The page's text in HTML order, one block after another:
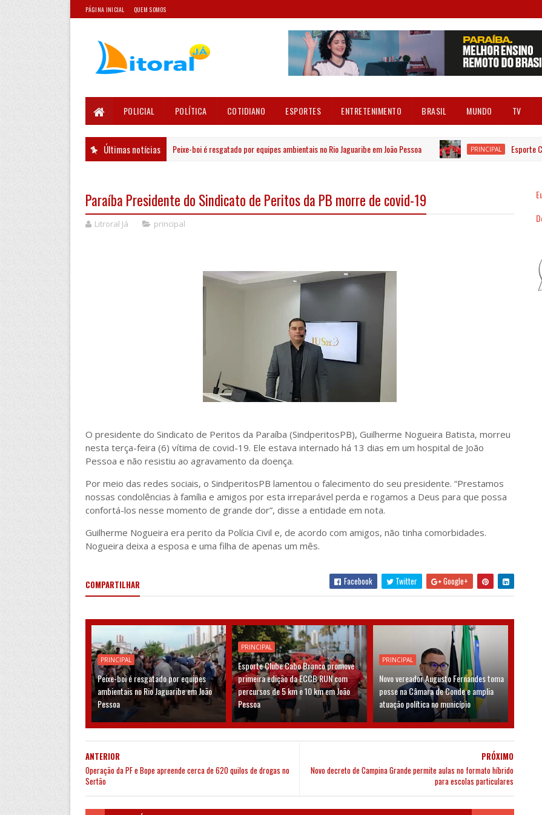
PÁGINA INICIAL QUEM SOMOS
POLICIAL POLÍTICA COTIDIANO ESPORTES ENTRETENIMENTO BRASIL MUNDO TV
Últimas notícias
PRINCIPAL Peixe-boi é resgatado por equipes ambientais no Rio Jaguaribe em João Pessoa PRINCIPAL Esporte
Paraíba Presidente do Sindicato de Peritos da PB morre de covid-19
Litroral Já principal
O presidente do Sindicato de Peritos da Paraíba (SindperitosPB), Guilherme Nogueira Batista, morreu
nesta terça-feira (6) vítima de covid-19. Ele estava internado há 13 dias em um hospital de João
Pessoa e não resistiu ao agravamento da doença.
Por meio das redes sociais, o SindperitosPB lamentou o falecimento do seu presidente. “Prestamos
nossas condolências à família e amigos por esta irreparável perda e rogamos a Deus para que possa
confortá-los nesse momento de grande dor”, disse a entidade em nota.
Guilherme Nogueira era perito da Polícia Civil e, de acordo com amigos, não tinha comorbidades.
Nogueira deixa a esposa e uma filha de apenas um mês.
COMPARTILHAR Facebook Twitter Google+
PRINCIPAL
Peixe-boi é resgatado por equipes
ambientais no Rio Jaguaribe em João
Pessoa
PRINCIPAL
Esporte Clube Cabo Branco promove
primeira edição da ECCB RUN com
percursos de 5 km e 10 km em João
Pessoa
PRINCIPAL
Novo vereador Augusto Fernandes toma
posse na Câmara de Conde e amplia
atuação política no município
PRÓXIMO
Novo decreto de Campina Grande permite aulas no formato híbrido
para escolas particulares
ANTERIOR
Operação da PF e Bope apreende cerca de 620 quilos de drogas no
Sertão